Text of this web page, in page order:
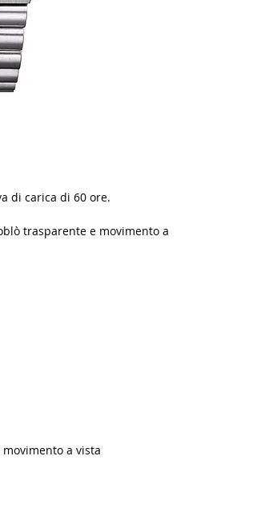
di carica di 60 ore.
trasparente e movimento a
a vista